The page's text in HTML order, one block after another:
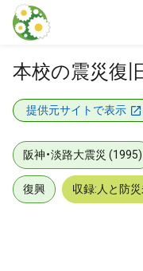
本文に飛ぶ
本校の震災復
提供元サイトで表示
阪神・淡路大震災 (1995)
復興 収録:人と防